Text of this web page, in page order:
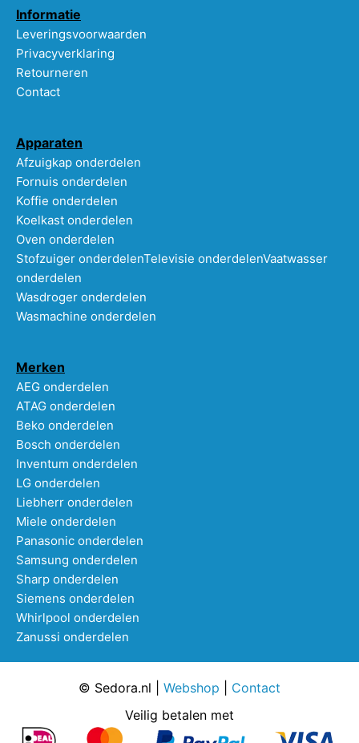
Informatie
Leveringsvoorwaarden
Privacyverklaring
Retourneren
Contact
Apparaten
Afzuigkap onderdelen
Fornuis onderdelen
Koffie onderdelen
Koelkast onderdelen
Oven onderdelen
Stofzuiger onderdelenTelevisie onderdelenVaatwasser
onderdelen
Wasdroger onderdelen
Wasmachine onderdelen
Merken
AEG onderdelen
ATAG onderdelen
Beko onderdelen
Bosch onderdelen
Inventum onderdelen
LG onderdelen
Liebherr onderdelen
Miele onderdelen
Panasonic onderdelen
Samsung onderdelen
Sharp onderdelen
Siemens onderdelen
Whirlpool onderdelen
Zanussi onderdelen
© Sedora.nl | Webshop
Contact
Veilig betalen met